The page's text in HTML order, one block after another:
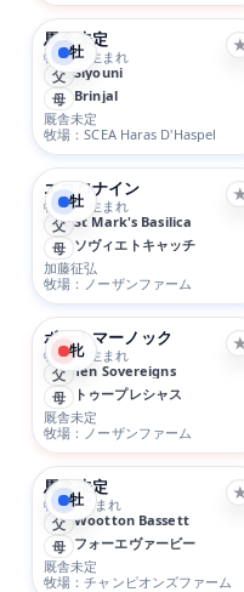
牡
馬名未定
牡 3/20生まれ
父 Siyouni
母 Brinjal
厩舎未定
牧場：SCEA Haras D'Haspel
牡
エコロナイン
牡 1/11生まれ
父 St Mark's Basilica
母 ソヴィエトキャッチ
加藤征弘
牧場：ノーザンファーム
牝
ポートマーノック
牝 1/14生まれ
父 Ten Sovereigns
母
トゥープレシャス
厩舎未定
牧場：ノーザンファーム
牡
馬名未定
牡 2/6生まれ
父 Wootton Bassett
母 フォーエヴァービー
厩舎未定
牧場：チャンピオンズファーム